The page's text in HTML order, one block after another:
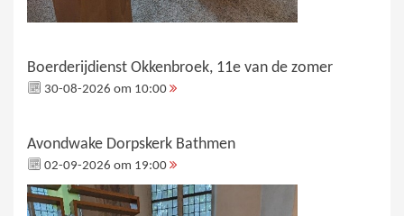
Boerderijdienst Okkenbroek, 11e van de zomer
30-08-2026 om 10:00
Avondwake Dorpskerk Bathmen
02-09-2026 om 19:00